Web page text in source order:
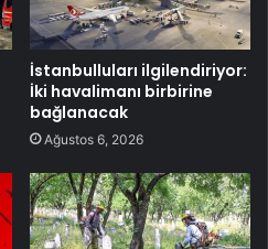
İstanbulluları ilgilendiriyor:
İki havalimanı birbirine
bağlanacak
Ağustos 6, 2026